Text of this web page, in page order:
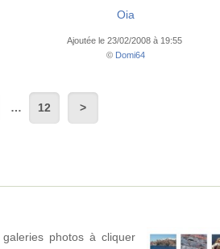
Oia
Ajoutée le 23/02/2008 à 19:55
© Domi64
… 12
photos à cliquer